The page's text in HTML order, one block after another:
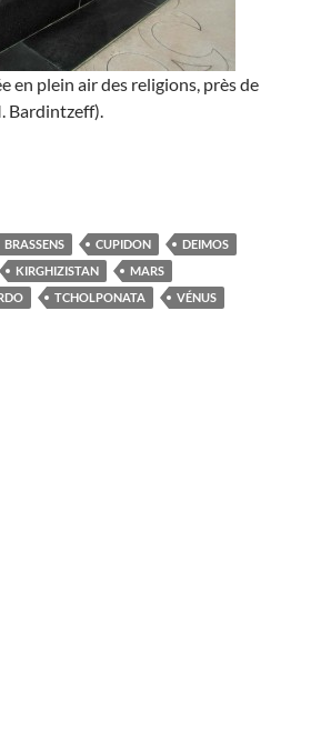
en plein air des religions, près de
Bardintzeff).
où Cupidon… »
BRASSENS CUPIDON
DEIMOS
KIRGHIZISTAN
MARS
TCHOLPONATA
VÉNUS